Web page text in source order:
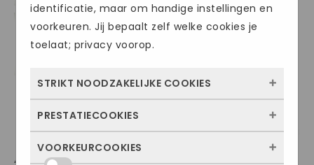
ADIDAS DROPSET
identificatie, maar om handige instellingen en
voorkeuren. Jij bepaalt zelf welke cookies je
toelaat; privacy voorop.
STRIKT NOODZAKELIJKE COOKIES
Deze cookies zorgen ervoor dat de website
kunnen niet worden uitgezet. Meestal
PRESTATIECOOKIES
Met deze cookies zien we hoe vaak onze
VOORKEURCOOKIES